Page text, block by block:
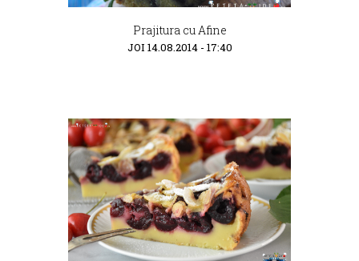
Prajitura cu Afine
JOI 14.08.2014 - 17:40